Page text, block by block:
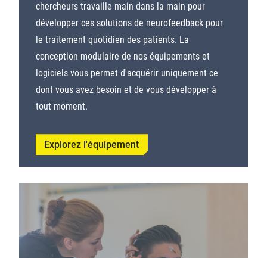
chercheurs travaille main dans la main pour
développer ces solutions de neurofeedback pour
le traitement quotidien des patients. La
conception modulaire de nos équipements et
logiciels vous permet d'acquérir uniquement ce
dont vous avez besoin et de vous développer à
tout moment.
Explorez l'équipement